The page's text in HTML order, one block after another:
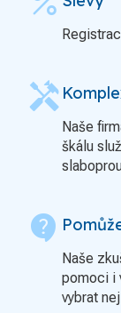
handyman
Naše
škálu
contact_support
Naše
pomoci i
vybrat